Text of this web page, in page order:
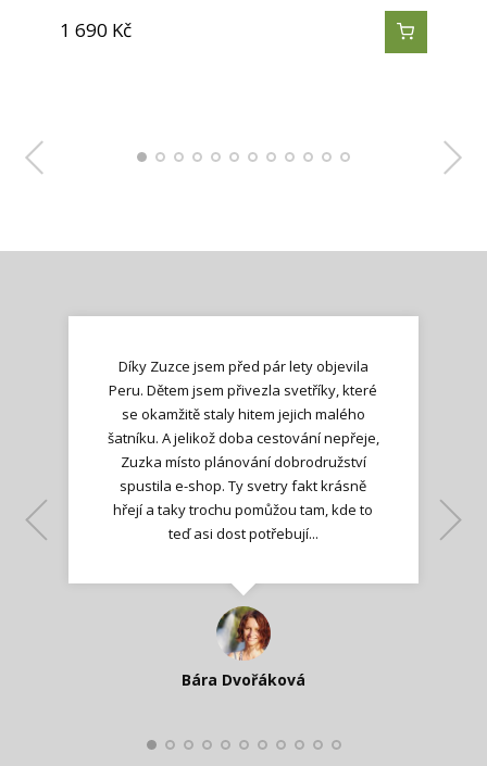
1 690 Kč
1 690 Kč
1 690 Kč
1 690 Kč
1 690 Kč
1 690 Kč
1 690 Kč
1 290 Kč
1 290 Kč
1 290 Kč
1 290 Kč
1 290 Kč
Díky Zuzce jsem před pár lety objevila
Peru. Dětem jsem přivezla svetříky, které
se okamžitě staly hitem jejich malého
šatníku. A jelikož doba cestování nepřeje,
Zuzka místo plánování dobrodružství
spustila e-shop. Ty svetry fakt krásně
hřejí a taky trochu pomůžou tam, kde to
teď asi dost potřebují...
Bára Dvořáková
Jana T.
Kateřina Veleta Štěpánová
Ilona M.
Lenka K.
Nadšená zpráva
Katka Perháčová
Smolková
Lenka K.